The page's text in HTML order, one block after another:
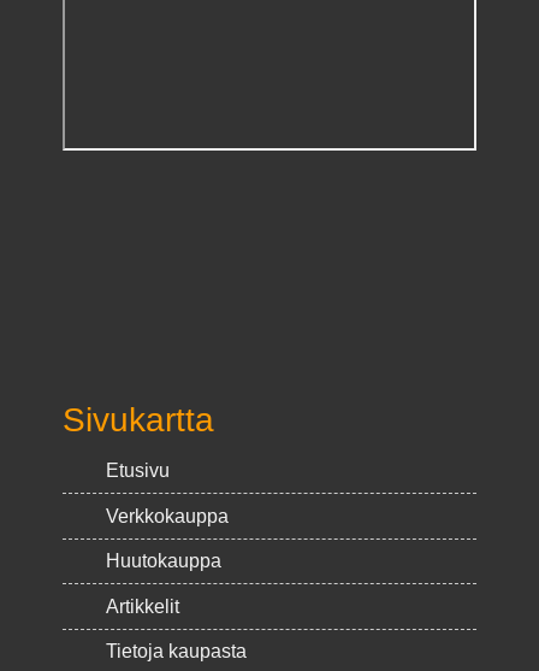
Sivukartta
Etusivu
Verkkokauppa
Huutokauppa
Artikkelit
Tietoja kaupasta